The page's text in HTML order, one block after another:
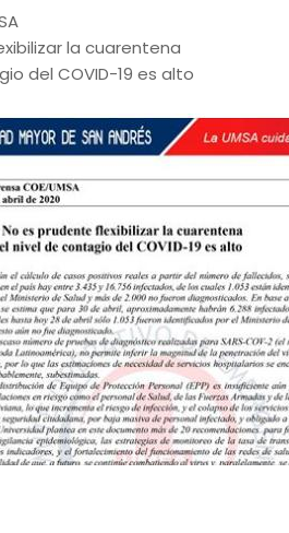
la cuarentena
del COVID-19 es alto